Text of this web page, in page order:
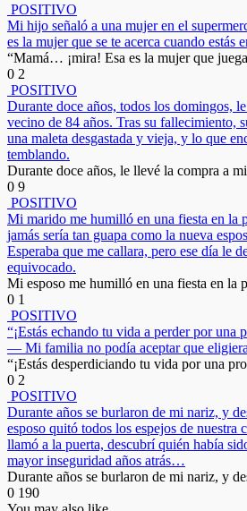
POSITIVO
Mi hijo señaló a una mujer en el
es la mujer que se te acerca cuando estás
“Mamá… ¡mira! Esa es la mujer que
0 2
POSITIVO
Durante doce años, todos los domingos,
vecino de 84 años. Tras su fallecimiento,
una maleta desgastada y vieja, y lo que
temblando.
Durante doce años, le llevé la compra a
0 9
POSITIVO
Mi marido me humilló en una fiesta en la
jamás sería tan guapa como la nueva
Esperaba que me callara, pero ese día le
equivocado.
Mi esposo me humilló en una fiesta en la
0 1
POSITIVO
“¡Estás echando tu vida a perder por una
— Mi familia no podía aceptar que
“¡Estás desperdiciando tu vida por una
0 2
POSITIVO
Durante años se burlaron de mi nariz, y
esposo quitó todos los espejos de nuestra
llamó a la puerta, descubrí quién había
mayor inseguridad años atrás…
Durante años se burlaron de mi nariz, y
0 190